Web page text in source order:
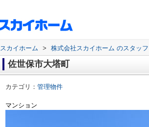
スカイホーム > 株式会社スカイホーム のスタッ
佐世保市大塔町
カテゴリ： 管理物件
マンション